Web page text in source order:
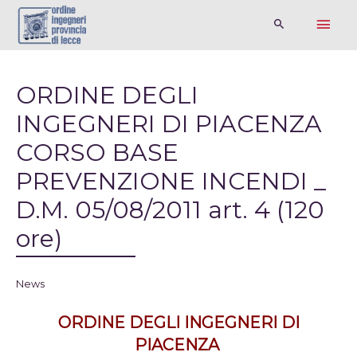
ORDINE DEGLI
INGEGNERI DI PIACENZA
CORSO BASE
PREVENZIONE INCENDI _
D.M. 05/08/2011 art. 4 (120
ore)
News
ORDINE DEGLI INGEGNERI DI
PIACENZA